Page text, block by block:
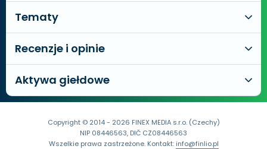
Tematy
Recenzje i opinie
Aktywa giełdowe
Copyright © 2014 - 2026 FINEX MEDIA s.r.o. (Czechy)
NIP 08446563, DIČ CZ08446563
Wszelkie prawa zastrzeżone. Kontakt:info@finlio.pl